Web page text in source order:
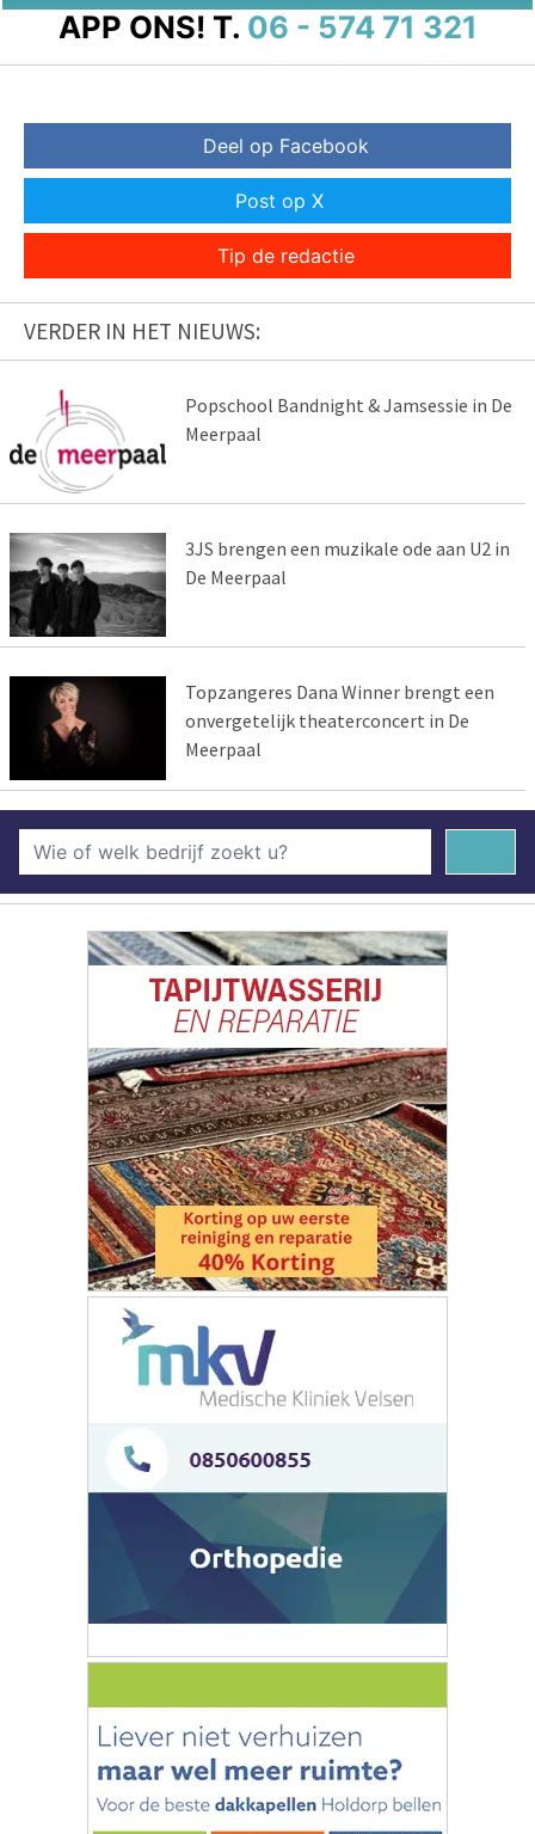
APP ONS! T. 06 - 574 71 321
Deel op Facebook
Post op X
Tip de redactie
VERDER IN HET NIEUWS:
Popschool Bandnight & Jamsessie in De
Meerpaal
3JS brengen een muzikale ode aan U2 in
De Meerpaal
Topzangeres Dana Winner brengt een
onvergetelijk theaterconcert in De
Meerpaal